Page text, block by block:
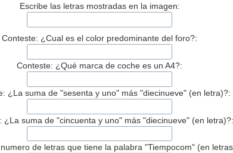
Escribe las letras mostradas en la imagen:
Conteste: ¿Cual es el color predominante del foro?:
Conteste: ¿Qué marca de coche es un A4?:
¿La suma de "sesenta y uno" más "diecinueve" (en letra)?:
¿La suma de "cincuenta y uno" más "diecinueve" (en letra)?:
de letras que tiene la palabra "Tiempocom" (en